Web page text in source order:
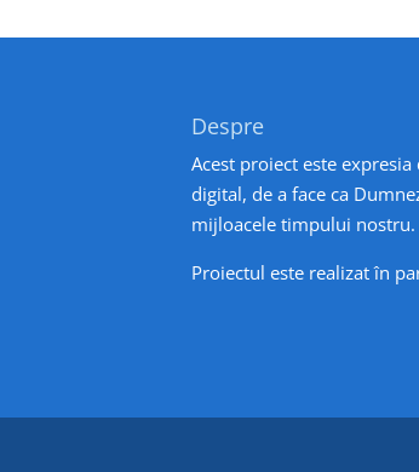
Despre
Acest proiect este
digital, de a face ca
mijloacele timpului nostru.
Proiectul este realizat în